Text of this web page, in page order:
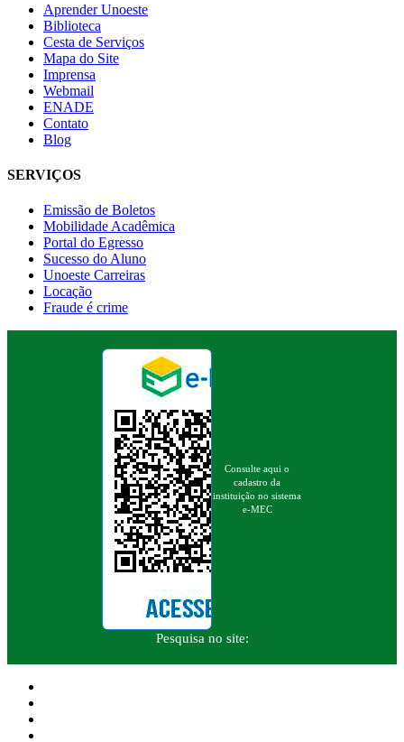
Aprender Unoeste
Biblioteca
Cesta de Serviços
Mapa do Site
Imprensa
Webmail
ENADE
Contato
Blog
SERVIÇOS
Emissão de Boletos
Mobilidade Acadêmica
Portal do Egresso
Sucesso do Aluno
Unoeste Carreiras
Locação
Fraude é crime
Consulte aqui o
cadastro da
instituição no sistema
e-MEC
Pesquisa no site: